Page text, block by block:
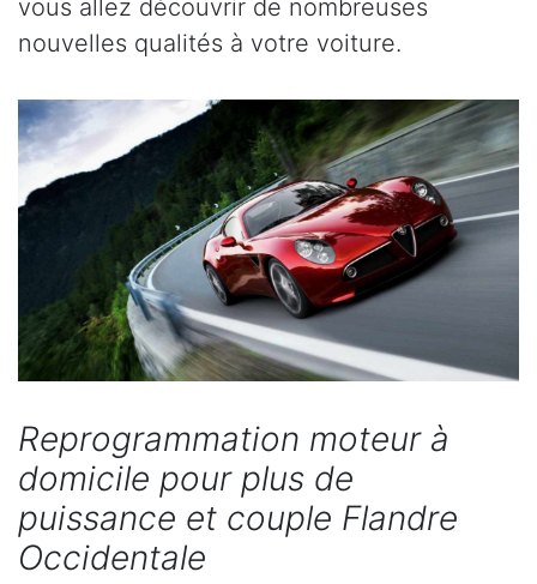
vous allez découvrir de nombreuses
nouvelles qualités à votre voiture.
Reprogrammation moteur à
domicile pour plus de
puissance et couple Flandre
Occidentale